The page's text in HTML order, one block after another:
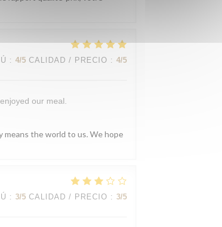
: 4/5 CALIDAD / PRECIO : 4/5
our meal.
means the world to us. We hope
: 3/5 CALIDAD / PRECIO : 3/5